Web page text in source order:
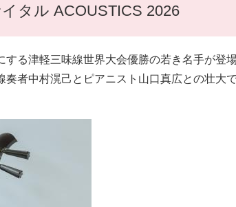
タル ACOUSTICS 2026
る津軽三味線世界大会優勝の若き名手が登場
奏者中村滉己とピアニスト山口真広との壮大